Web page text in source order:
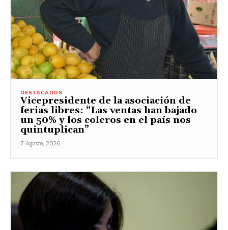
DESTACADOS
Vicepresidente de la asociación de
ferias libres: “Las ventas han bajado
un 50% y los coleros en el país nos
quintuplican”
7 Agosto, 2026